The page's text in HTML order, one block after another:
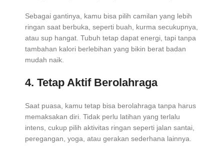
Sebagai gantinya, kamu bisa pilih camilan yang lebih
ringan saat berbuka, seperti buah, kurma secukupnya,
atau sup hangat. Tubuh tetap dapat energi, tapi tanpa
tambahan kalori berlebihan yang bikin berat badan
mudah naik.
4. Tetap Aktif Berolahraga
Saat puasa, kamu tetap bisa berolahraga tanpa harus
memaksakan diri. Tidak perlu latihan yang terlalu
intens, cukup pilih aktivitas ringan seperti jalan santai,
peregangan, yoga, atau gerakan sederhana lainnya.